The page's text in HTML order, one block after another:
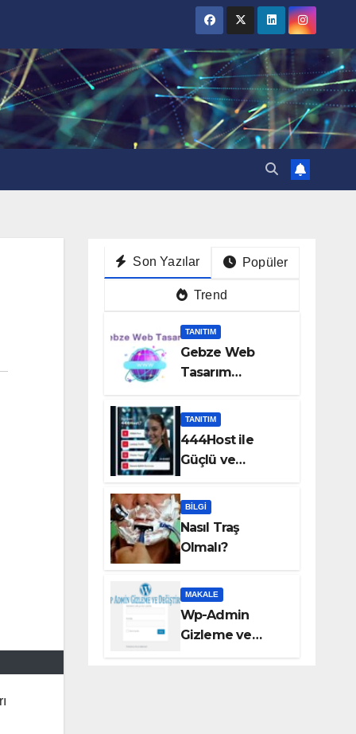
Son Yazılar Popüler
Trend
TANITIM
Gebze Web
Tasarım
Bilişim’de!
TANITIM
444Host ile
Güçlü ve
Güvenilir VDS
Sunucu
Çözümleri
BILGI
Nasıl Traş
Olmalı?
MAKALE
Wp-Admin
Gizleme ve